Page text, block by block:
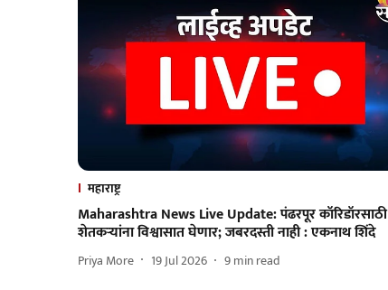
महाराष्ट्र
Maharashtra News Live Update: पंढरपूर कॉरिडॉरसाठी
शेतकऱ्यांना विश्वासात घेणार; जबरदस्ती नाही : एकनाथ शिंदे
Priya More 19 Jul 2026 9min read